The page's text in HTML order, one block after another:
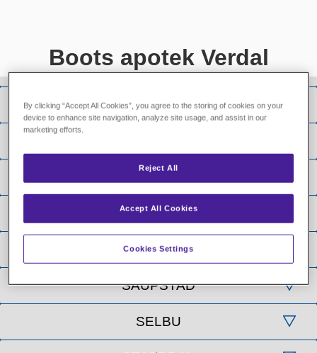
Boots apotek Verdal
By clicking “Accept All Cookies”, you agree to the storing of cookies on your
device to enhance site navigation, analyze site usage, and assist in our
marketing efforts.
Reject All
Accept All Cookies
Cookies Settings